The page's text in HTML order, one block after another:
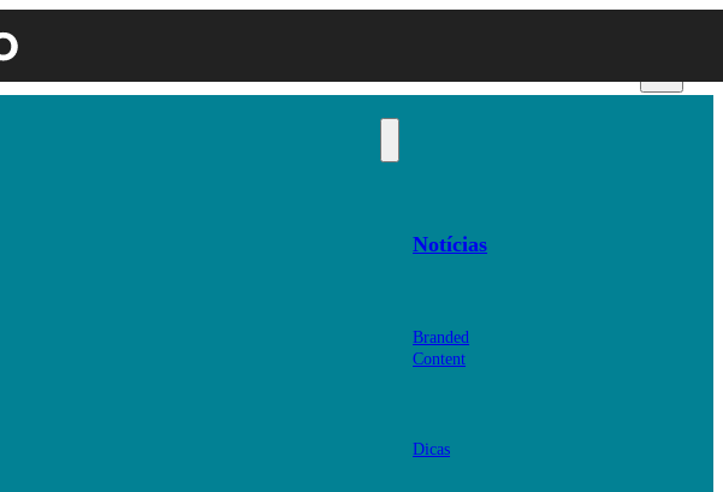
Notícias
Branded
Content
Dicas